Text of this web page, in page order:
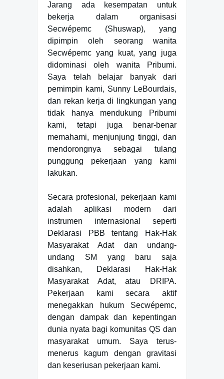
Jarang ada kesempatan untuk
bekerja dalam organisasi
Secwépemc (Shuswap), yang
dipimpin oleh seorang wanita
Secwépemc yang kuat, yang juga
didominasi oleh wanita Pribumi.
Saya telah belajar banyak dari
pemimpin kami, Sunny LeBourdais,
dan rekan kerja di lingkungan yang
tidak hanya mendukung Pribumi
kami, tetapi juga benar-benar
memahami, menjunjung tinggi, dan
mendorongnya sebagai tulang
punggung pekerjaan yang kami
lakukan.
Secara profesional, pekerjaan kami
adalah aplikasi modern dari
instrumen internasional seperti
Deklarasi PBB tentang Hak-Hak
Masyarakat Adat dan undang-
undang SM yang baru saja
disahkan, Deklarasi Hak-Hak
Masyarakat Adat, atau DRIPA.
Pekerjaan kami secara aktif
menegakkan hukum Secwépemc,
dengan dampak dan kepentingan
dunia nyata bagi komunitas QS dan
masyarakat umum. Saya terus-
menerus kagum dengan gravitasi
dan keseriusan pekerjaan kami.